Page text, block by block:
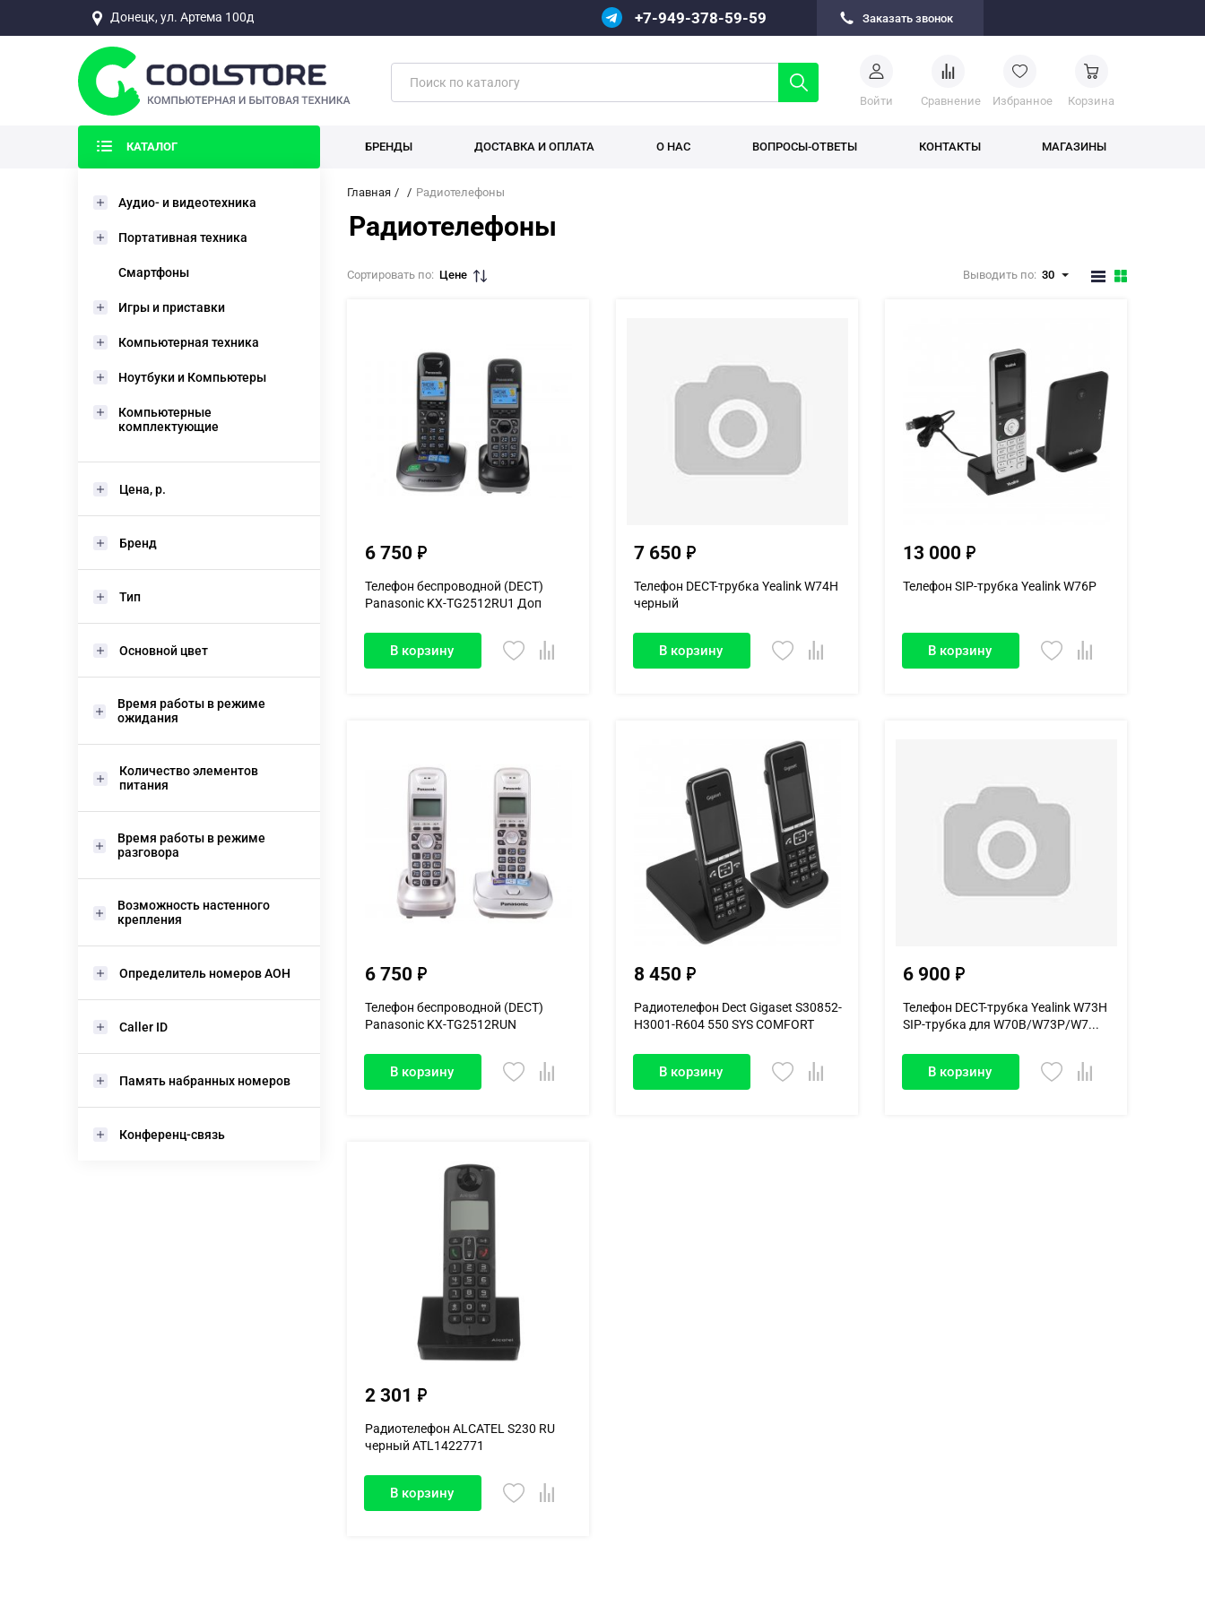
Донецк, ул. Артема 100д +7-949-378-59-59 Заказать звонок
Войти Cравнение Избранное Корзина
КАТАЛОГ БРЕНДЫ ДОСТАВКА И ОПЛАТА О НАС ВОПРОСЫ-ОТВЕТЫ КОНТАКТЫ МАГАЗИНЫ
Аудио- и видеотехника
Портативная техника
Смартфоны
Игры и приставки
Компьютерная техника
Ноутбуки и Компьютеры
Компьютерные
комплектующие
Цена, р.
Бренд
Тип
Основной цвет
Время работы в режиме
ожидания
Количество элементов
питания
Время работы в режиме
разговора
Возможность настенного
крепления
Определитель номеров АОН
Caller ID
Память набранных номеров
Конференц-связь
Главная Радиотелефоны
Радиотелефоны
Сортировать по: Цене Выводить по: 30
6 750
Телефон беспроводной (DECT)
Panasonic KX-TG2512RU1 Доп
В корзину
7 650
Телефон DECT-трубка Yealink W74H
черный
В корзину
13 000
Телефон SIP-трубка Yealink W76P
В корзину
6 750
Телефон беспроводной (DECT)
Panasonic KX-TG2512RUN
В корзину
8 450
Радиотелефон Dect Gigaset S30852-
H3001-R604 550 SYS COMFORT
В корзину
6 900
Телефон DECT-трубка Yealink W73H
SIP-трубка для W70B/W73P/W7...
В корзину
2 301
Радиотелефон ALCATEL S230 RU
черный ATL1422771
В корзину